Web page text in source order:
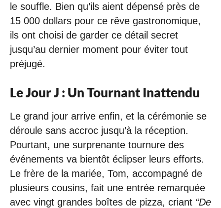
le souffle. Bien qu’ils aient dépensé près de
15 000 dollars pour ce rêve gastronomique,
ils ont choisi de garder ce détail secret
jusqu’au dernier moment pour éviter tout
préjugé.
Le Jour J : Un Tournant Inattendu
Le grand jour arrive enfin, et la cérémonie se
déroule sans accroc jusqu’à la réception.
Pourtant, une surprenante tournure des
événements va bientôt éclipser leurs efforts.
Le frère de la mariée, Tom, accompagné de
plusieurs cousins, fait une entrée remarquée
avec vingt grandes boîtes de pizza, criant “De